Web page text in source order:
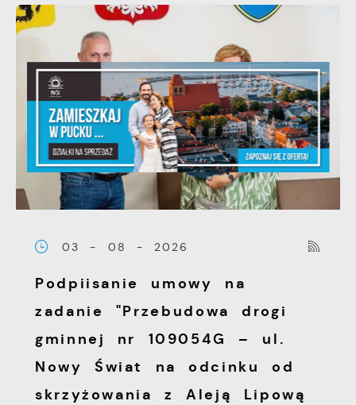
03 - 08 - 2026
Podpiisanie umowy na
zadanie "Przebudowa drogi
gminnej nr 109054G – ul.
Nowy Świat na odcinku od
skrzyżowania z Aleją Lipową